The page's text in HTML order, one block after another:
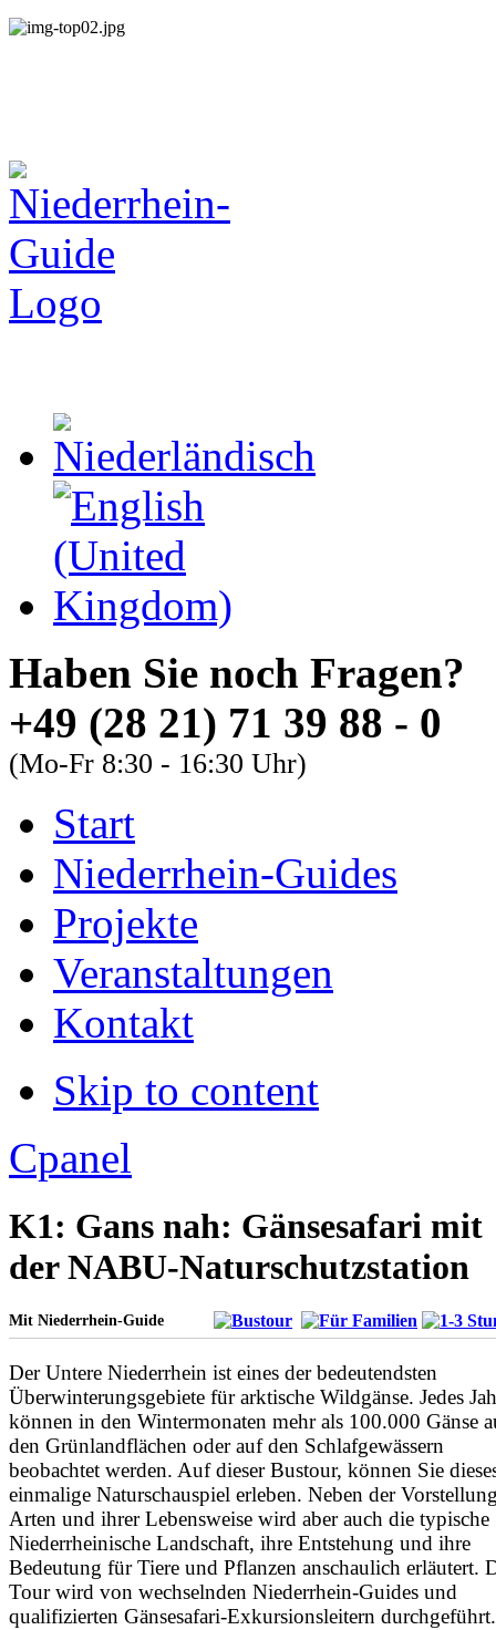
Haben Sie noch
+49 (28 21) 71 39 88 - 0
(Mo-Fr 8:30 - 16:30 Uhr)
Start
Niederrhein-Guides
Projekte
Veranstaltungen
Kontakt
Skip to content
Guides FAQs
Font Size
Increase font size
Decrease font size
Default font size
Cpanel
K1: Gans nah: Gänsesafari mit
der NABU-Naturschutzstation
Mit Niederrhein-Guide
Der Untere Niederrhein ist eines der bedeutendsten
Überwinterungsgebiete für arktische Wildgänse. Jedes
können in den Wintermonaten mehr als 100.000 Gänse
den Grünlandflächen oder auf den Schlafgewässern
beobachtet werden. Auf dieser Bustour, können Sie
einmalige Naturschauspiel erleben. Neben der
Arten und ihrer Lebensweise wird aber auch die typische
Niederrheinische Landschaft, ihre Entstehung und ihre
Bedeutung für Tiere und Pflanzen anschaulich erläutert.
Tour wird von wechselnden Niederrhein-Guides und
qualifizierten Gänsesafari-Exkursionsleitern durchgeführt.